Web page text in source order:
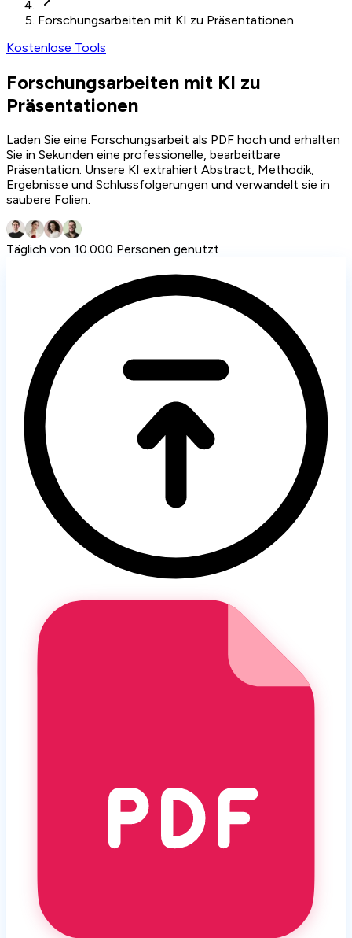
Forschungsarbeiten mit KI zu Präsentationen
Kostenlose Tools
Forschungsarbeiten mit KI zu
Präsentationen
Laden Sie eine Forschungsarbeit als PDF hoch und erhalten
Sie in Sekunden eine professionelle, bearbeitbare
Präsentation. Unsere KI extrahiert Abstract, Methodik,
Ergebnisse und Schlussfolgerungen und verwandelt sie in
saubere Folien.
Täglich von 10.000 Personen genutzt